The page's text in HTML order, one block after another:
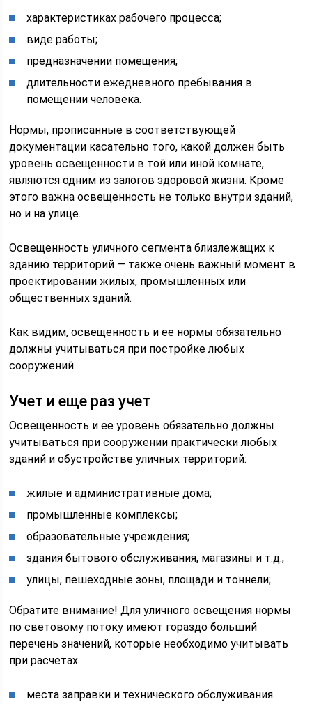
характеристиках рабочего процесса;
виде работы;
предназначении помещения;
длительности ежедневного пребывания в
помещении человека.
Нормы, прописанные в соответствующей
документации касательно того, какой должен быть
уровень освещенности в той или иной комнате,
являются одним из залогов здоровой жизни. Кроме
этого важна освещенность не только внутри зданий,
но и на улице.
Освещенность уличного сегмента близлежащих к
зданию территорий — также очень важный момент в
проектировании жилых, промышленных или
общественных зданий.
Как видим, освещенность и ее нормы обязательно
должны учитываться при постройке любых
сооружений.
Учет и еще раз учет
Освещенность и ее уровень обязательно должны
учитываться при сооружении практически любых
зданий и обустройстве уличных территорий:
жилые и административные дома;
промышленные комплексы;
образовательные учреждения;
здания бытового обслуживания, магазины и т.д.;
улицы, пешеходные зоны, площади и тоннели;
Обратите внимание! Для уличного освещения нормы
по световому потоку имеют гораздо больший
перечень значений, которые необходимо учитывать
при расчетах.
места заправки и технического обслуживания